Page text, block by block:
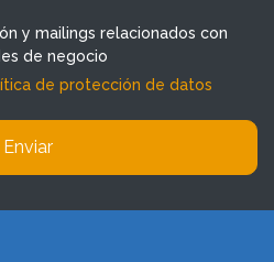
y mailings relacionados con
de negocio
de protección de datos
Enviar